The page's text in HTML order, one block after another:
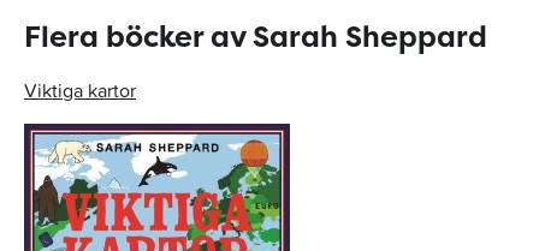
Flera böcker av Sarah Sheppard
Viktiga kartor